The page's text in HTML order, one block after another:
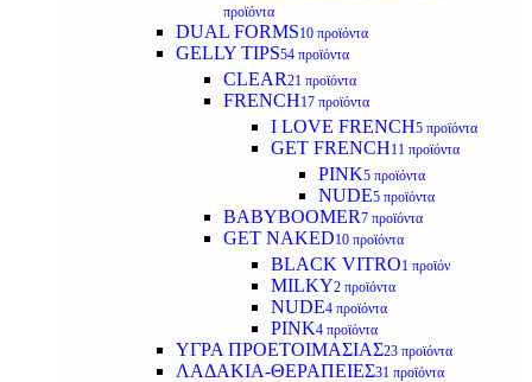
προϊόντα
DUAL FORMS10 προϊόντα
GELLY TIPS54 προϊόντα
CLEAR21 προϊόντα
FRENCH17 προϊόντα
I LOVE FRENCH5 προϊόντα
GET FRENCH11 προϊόντα
PINK5 προϊόντα
NUDE5 προϊόντα
BABYBOOMER7 προϊόντα
GET NAKED10 προϊόντα
BLACK VITRO1 προϊόν
MILKY2 προϊόντα
NUDE4 προϊόντα
PINK4 προϊόντα
ΥΓΡΑ ΠΡΟΕΤΟΙΜΑΣΙΑΣ23 προϊόντα
ΛΑΔΑΚΙΑ-ΘΕΡΑΠΕΙΕΣ31 προϊόντα